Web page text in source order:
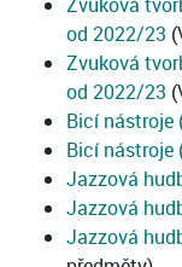
od 2022/23
Zvuková
od 2022/23
Bicí nástroje
Bicí nástroje
Jazzová
Jazzová
Jazzová